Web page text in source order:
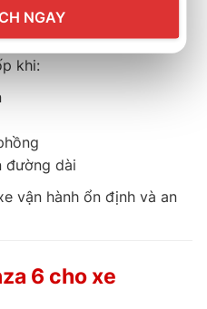
205/55R17?
khi:
đường dài
vận hành ổn định và an
6 cho xe
NGAY